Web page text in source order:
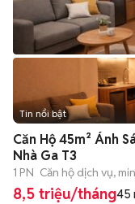
Tin nổi bật
Căn Hộ 45m² Ánh
Nhà Ga T3
1 PN Căn hộ dịch vụ,
8,5 triệu/tháng45